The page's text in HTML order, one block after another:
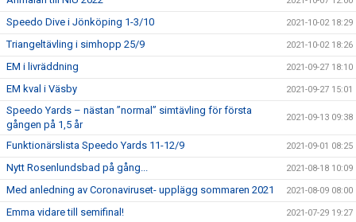
Speedo Dive i Jönköping 1-3/10 2021-10-02 18:29
Triangeltävling i simhopp 25/9 2021-10-02 18:26
EM i livräddning 2021-09-27 18:10
EM kval i Väsby 2021-09-27 15:01
Speedo Yards – nästan ”normal” simtävling för första
gången på 1,5 år
2021-09-13 09:38
Funktionärslista Speedo Yards 11-12/9 2021-09-01 08:25
Nytt Rosenlundsbad på gång... 2021-08-18 10:09
Med anledning av Coronaviruset- upplägg sommaren 2021 2021-08-09 08:00
Emma vidare till semifinal! 2021-07-29 19:27